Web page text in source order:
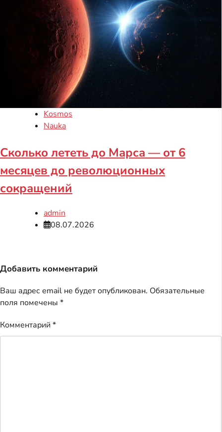
Kosmos
Nauka
Сколько лететь до Марса — от 6
месяцев до революционных
сокращений
admin
08.07.2026
Добавить комментарий
Ваш адрес email не будет опубликован. Обязательные
поля помечены *
Комментарий *